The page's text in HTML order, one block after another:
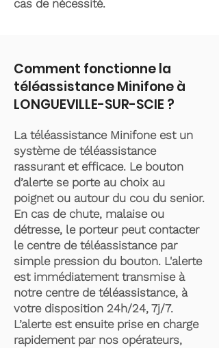
cas de nécessité.
Comment fonctionne la
téléassistance Minifone à
LONGUEVILLE-SUR-SCIE ?
La téléassistance Minifone est un
système de téléassistance
rassurant et efficace. Le bouton
d’alerte se porte au choix au
poignet ou autour du cou du senior.
En cas de chute, malaise ou
détresse, le porteur peut contacter
le centre de téléassistance par
simple pression du bouton. L'alerte
est immédiatement transmise à
notre centre de téléassistance, à
votre disposition 24h/24, 7j/7.
L’alerte est ensuite prise en charge
rapidement par nos opérateurs,